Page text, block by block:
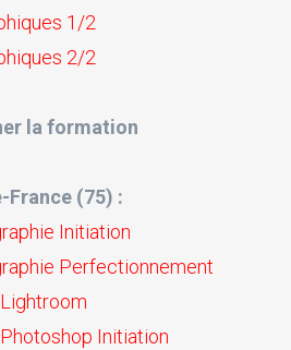
1/2
2/2
la formation
France (75) :
Initiation
Perfectionnement
Initiation